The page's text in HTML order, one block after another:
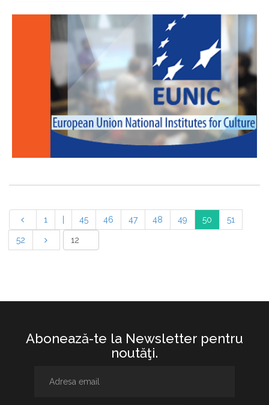
1 45 46 47 48 49 50 51
52
Abonează-te la Newsletter pentru
noutăţi.